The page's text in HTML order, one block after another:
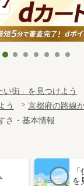
い街」を見つけよう
う
京都府の路線
さ・基本情報
を